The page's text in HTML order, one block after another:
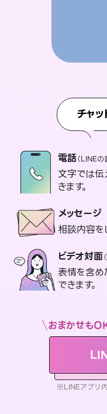
チャ
電話（LINEの
文字では伝
きます。
メッセージ
相談内容を
ビデオ対面
表情を含め
できます。
おまかせも
※LINEアプリ